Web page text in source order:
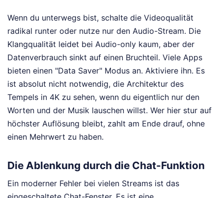
Wenn du unterwegs bist, schalte die Videoqualität
radikal runter oder nutze nur den Audio-Stream. Die
Klangqualität leidet bei Audio-only kaum, aber der
Datenverbrauch sinkt auf einen Bruchteil. Viele Apps
bieten einen "Data Saver" Modus an. Aktiviere ihn. Es
ist absolut nicht notwendig, die Architektur des
Tempels in 4K zu sehen, wenn du eigentlich nur den
Worten und der Musik lauschen willst. Wer hier stur auf
höchster Auflösung bleibt, zahlt am Ende drauf, ohne
einen Mehrwert zu haben.
Die Ablenkung durch die Chat-Funktion
Ein moderner Fehler bei vielen Streams ist das